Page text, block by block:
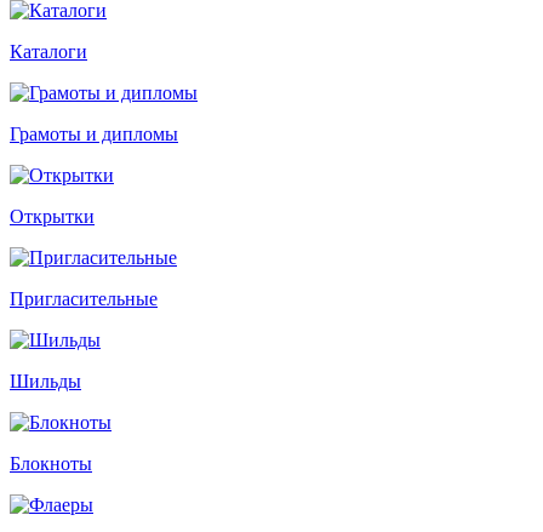
Каталоги
Грамоты и дипломы
Открытки
Пригласительные
Шильды
Блокноты